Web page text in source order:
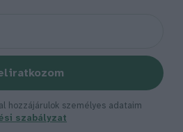
hozzájárulok személyes adataim
szabályzat